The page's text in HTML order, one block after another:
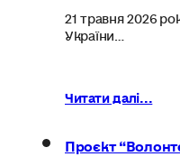
21 травня 2026
України…
Читати далі...
Проєкт